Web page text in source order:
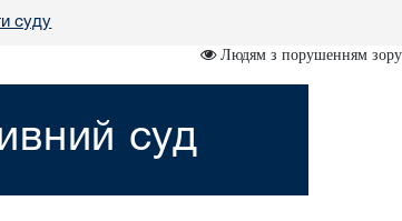
суду
Людям з порушенням зору
суд